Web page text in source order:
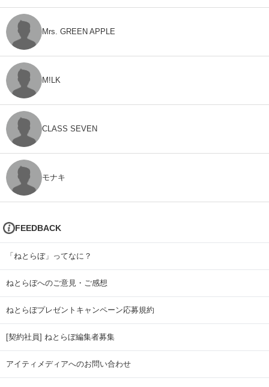
Mrs. GREEN APPLE
M!LK
CLASS SEVEN
モナキ
FEEDBACK
「ねとらぼ」ってなに？
ねとらぼへのご意見・ご感想
ねとらぼプレゼントキャンペーン応募規約
[契約社員] ねとらぼ編集者募集
アイティメディアへのお問い合わせ